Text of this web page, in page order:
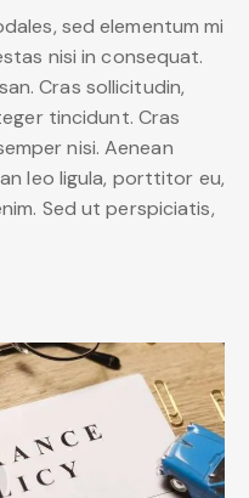
sed elementum mi
nisi in consequat.
Cras sollicitudin,
tincidunt. Cras
nisi. Aenean
leo ligula, porttitor eu,
Sed ut perspiciatis,